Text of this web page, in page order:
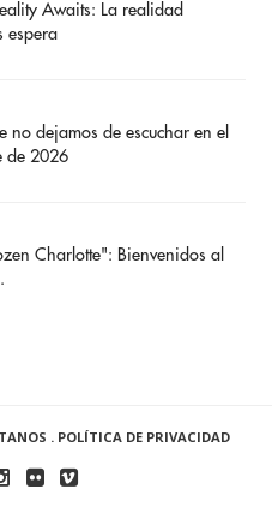
Awaits: La realidad
espera
no dejamos de escuchar en el
de 2026
Charlotte": Bienvenidos al
. POLÍTICA DE PRIVACIDAD